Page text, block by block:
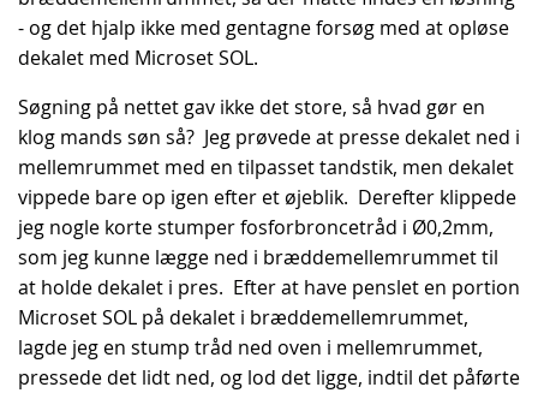
- og det hjalp ikke med gentagne forsøg med at opløse
dekalet med Microset SOL.
Søgning på nettet gav ikke det store, så hvad gør en
klog mands søn så? Jeg prøvede at presse dekalet ned i
mellemrummet med en tilpasset tandstik, men dekalet
vippede bare op igen efter et øjeblik. Derefter klippede
jeg nogle korte stumper fosforbroncetråd i Ø0,2mm,
som jeg kunne lægge ned i bræddemellemrummet til
at holde dekalet i pres. Efter at have penslet en portion
Microset SOL på dekalet i bræddemellemrummet,
lagde jeg en stump tråd ned oven i mellemrummet,
pressede det lidt ned, og lod det ligge, indtil det påførte